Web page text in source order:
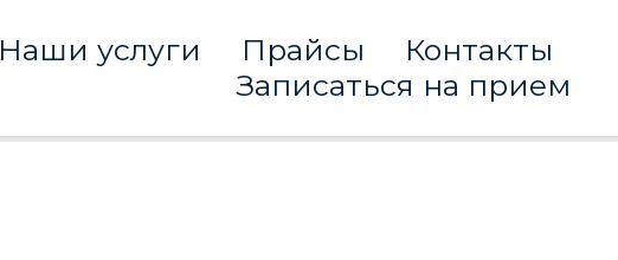
Наши услуги Прайсы
Контакты
Записаться на прием